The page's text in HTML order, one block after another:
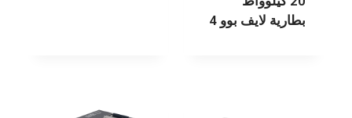
بطارية لايف بوو 4